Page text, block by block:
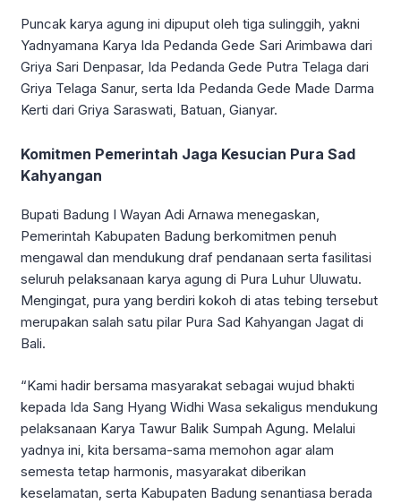
Puncak karya agung ini dipuput oleh tiga sulinggih, yakni
Yadnyamana Karya Ida Pedanda Gede Sari Arimbawa dari
Griya Sari Denpasar, Ida Pedanda Gede Putra Telaga dari
Griya Telaga Sanur, serta Ida Pedanda Gede Made Darma
Kerti dari Griya Saraswati, Batuan, Gianyar.
Komitmen Pemerintah Jaga Kesucian Pura Sad
Kahyangan
Bupati Badung I Wayan Adi Arnawa menegaskan,
Pemerintah Kabupaten Badung berkomitmen penuh
mengawal dan mendukung draf pendanaan serta fasilitasi
seluruh pelaksanaan karya agung di Pura Luhur Uluwatu.
Mengingat, pura yang berdiri kokoh di atas tebing tersebut
merupakan salah satu pilar Pura Sad Kahyangan Jagat di
Bali.
“Kami hadir bersama masyarakat sebagai wujud bhakti
kepada Ida Sang Hyang Widhi Wasa sekaligus mendukung
pelaksanaan Karya Tawur Balik Sumpah Agung. Melalui
yadnya ini, kita bersama-sama memohon agar alam
semesta tetap harmonis, masyarakat diberikan
keselamatan, serta Kabupaten Badung senantiasa berada